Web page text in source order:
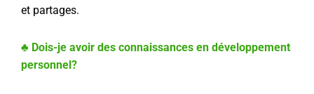
et partages.
♣ Dois-je avoir des connaissances en développement
personnel?